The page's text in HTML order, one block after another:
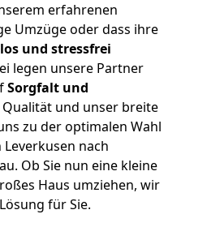
erfahrenen
Umzüge oder dass ihre
und stressfrei
legen unsere Partner
Sorgfalt und
Qualität und unser breite
zu der optimalen Wahl
nach
Ob Sie nun eine kleine
Haus umziehen, wir
für Sie.